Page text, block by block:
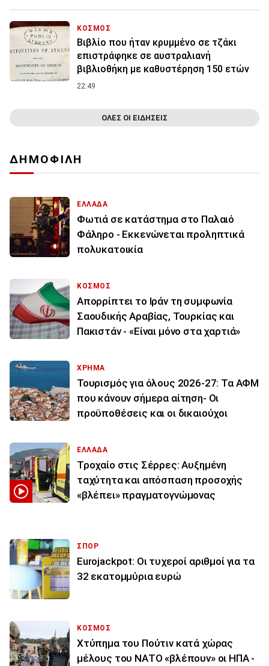
ΚΟΣΜΟΣ
Βιβλίο που ήταν κρυμμένο σε τζάκι
επιστράφηκε σε αυστραλιανή
βιβλιοθήκη με καθυστέρηση 150 ετών
22:49
ΟΛΕΣ ΟΙ ΕΙΔΗΣΕΙΣ
ΔΗΜΟΦΙΛΗ
ΕΛΛΑΔΑ
Φωτιά σε κατάστημα στο Παλαιό
Φάληρο - Εκκενώνεται προληπτικά
πολυκατοικία
ΚΟΣΜΟΣ
Απορρίπτει το Ιράν τη συμφωνία
Σαουδικής Αραβίας, Τουρκίας και
Πακιστάν - «Είναι μόνο στα χαρτιά»
ΧΡΗΜΑ
Τουρισμός για όλους 2026-27: Τα ΑΦΜ
που κάνουν σήμερα αίτηση- Οι
προϋποθέσεις και οι δικαιούχοι
ΕΛΛΑΔΑ
Τροχαίο στις Σέρρες: Αυξημένη
ταχύτητα και απόσπαση προσοχής
«βλέπει» πραγματογνώμονας
ΣΠΟΡ
Eurojackpot: Οι τυχεροί αριθμοί για τα
32 εκατoμμύρια ευρώ
ΚΟΣΜΟΣ
Χτύπημα του Πούτιν κατά χώρας
μέλους του ΝΑΤΟ «βλέπουν» οι ΗΠΑ -